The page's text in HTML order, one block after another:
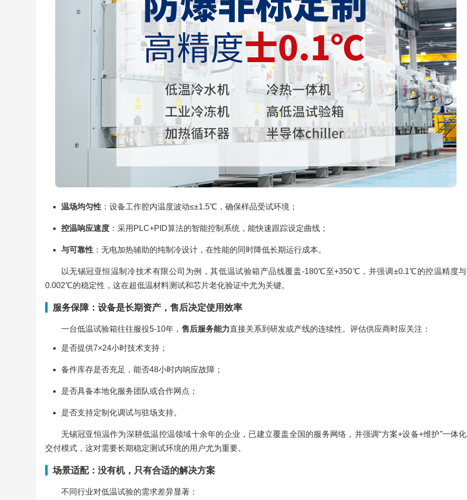
温场均匀性：设备工作腔内温度波动≤±1.5℃，确保样品受试环境；
控温响应速度：采用PLC+PID算法的智能控制系统，能快速跟踪设定曲线；
与可靠性：无电加热辅助的纯制冷设计，在性能的同时降低长期运行成本。
以无锡冠亚恒温制冷技术有限公司为例，其低温试验箱产品线覆盖-180℃至+350℃，并强调±0.1℃的控温精度与
0.002℃的稳定性，这在超低温材料测试和芯片老化验证中尤为关键。
服务保障：设备是长期资产，售后决定使用效率
一台低温试验箱往往服役5-10年， 售后服务能力直接关系到研发或产线的连续性。评估供应商时应关注：
是否提供7×24小时技术支持；
备件库存是否充足，能否48小时内响应故障；
是否具备本地化服务团队或合作网点；
是否支持定制化调试与驻场支持。
无锡冠亚恒温作为深耕低温控温领域十余年的企业，已建立覆盖全国的服务网络，并强调“方案+设备+维护”一体化
交付模式，这对需要长期稳定测试环境的用户尤为重要。
场景适配：没有机，只有合适的解决方案
不同行业对低温试验的需求差异显著：